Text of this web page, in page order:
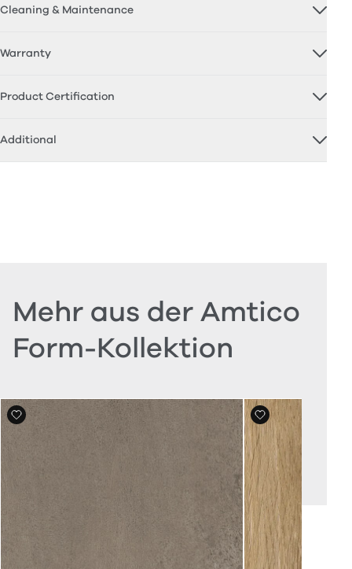
Cleaning & Maintenance
Warranty
Product Certification
Additional
Mehr aus der Amtico
Form-Kollektion